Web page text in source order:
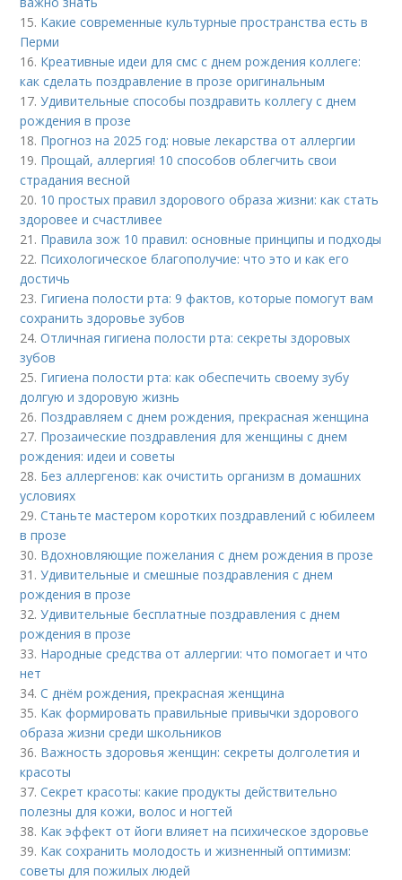
15. Какие современные культурные пространства есть в
Перми
16. Креативные идеи для смс с днем рождения коллеге:
как сделать поздравление в прозе оригинальным
17.Удивительные способы поздравить коллегу с днем
рождения в прозе
18. Прогноз на 2025 год: новые лекарства от аллергии
19. Прощай, аллергия! 10 способов облегчить свои
страдания весной
20. 10 простых правил здорового образа жизни: как стать
здоровее и счастливее
21. Правила зож 10 правил: основные принципы и подходы
22. Психологическое благополучие: что это и как его
достичь
23. Гигиена полости рта: 9 фактов, которые помогут вам
сохранить здоровье зубов
24.Отличная гигиена полости рта: секреты здоровых
зубов
25. Гигиена полости рта: как обеспечить своему зубу
долгую и здоровую жизнь
26. Поздравляем с днем рождения, прекрасная женщина
27. Прозаические поздравления для женщины с днем
рождения: идеи и советы
28. Без аллергенов: как очистить организм в домашних
условиях
29.Станьте мастером коротких поздравлений с юбилеем
в прозе
30. Вдохновляющие пожелания с днем рождения в прозе
31.Удивительные и смешные поздравления с днем
рождения в прозе
32.Удивительные бесплатные поздравления с днем
рождения в прозе
33. Народные средства от аллергии: что помогает и что
нет
34.С днём рождения, прекрасная женщина
35. Как формировать правильные привычки здорового
образа жизни среди школьников
36. Важность здоровья женщин: секреты долголетия и
красоты
37.Секрет красоты: какие продукты действительно
полезны для кожи, волос и ногтей
38. Как эффект от йоги влияет на психическое здоровье
39. Как сохранить молодость и жизненный оптимизм:
советы для пожилых людей